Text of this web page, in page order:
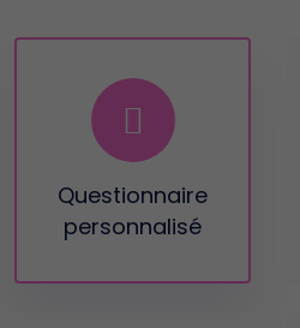
Questionnaire
personnalisé